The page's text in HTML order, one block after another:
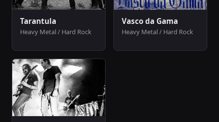
Tarantula
Heavy Metal / Hard Rock
Vasco da Gama
Heavy Metal / Hard Rock